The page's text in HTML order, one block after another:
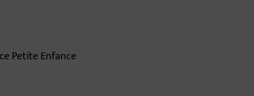
Petite Enfance